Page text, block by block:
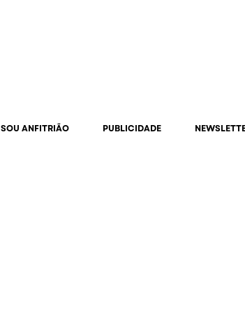
SOU ANFITRIÃO PUBLICIDADE